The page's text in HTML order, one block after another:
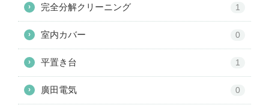
› 完全分解クリーニング 1
› 室内カバー 0
› 平置き台 1
› 廣田電気 0